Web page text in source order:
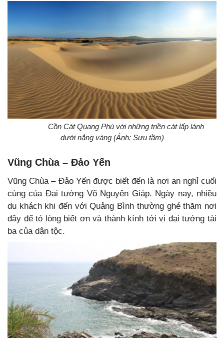
Cồn Cát Quang Phú với những triền cát lấp lánh
dưới nắng vàng (Ảnh: Sưu tầm)
Vũng Chùa – Đảo Yến
Vũng Chùa – Đảo Yến được biết đến là nơi an nghỉ cuối
cùng của Đại tướng Võ Nguyên Giáp. Ngày nay, nhiều
du khách khi đến với Quảng Bình thường ghé thăm nơi
đây để tỏ lòng biết ơn và thành kính tới vị đại tướng tài
ba của dân tộc.